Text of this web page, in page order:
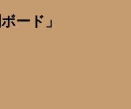
ード」